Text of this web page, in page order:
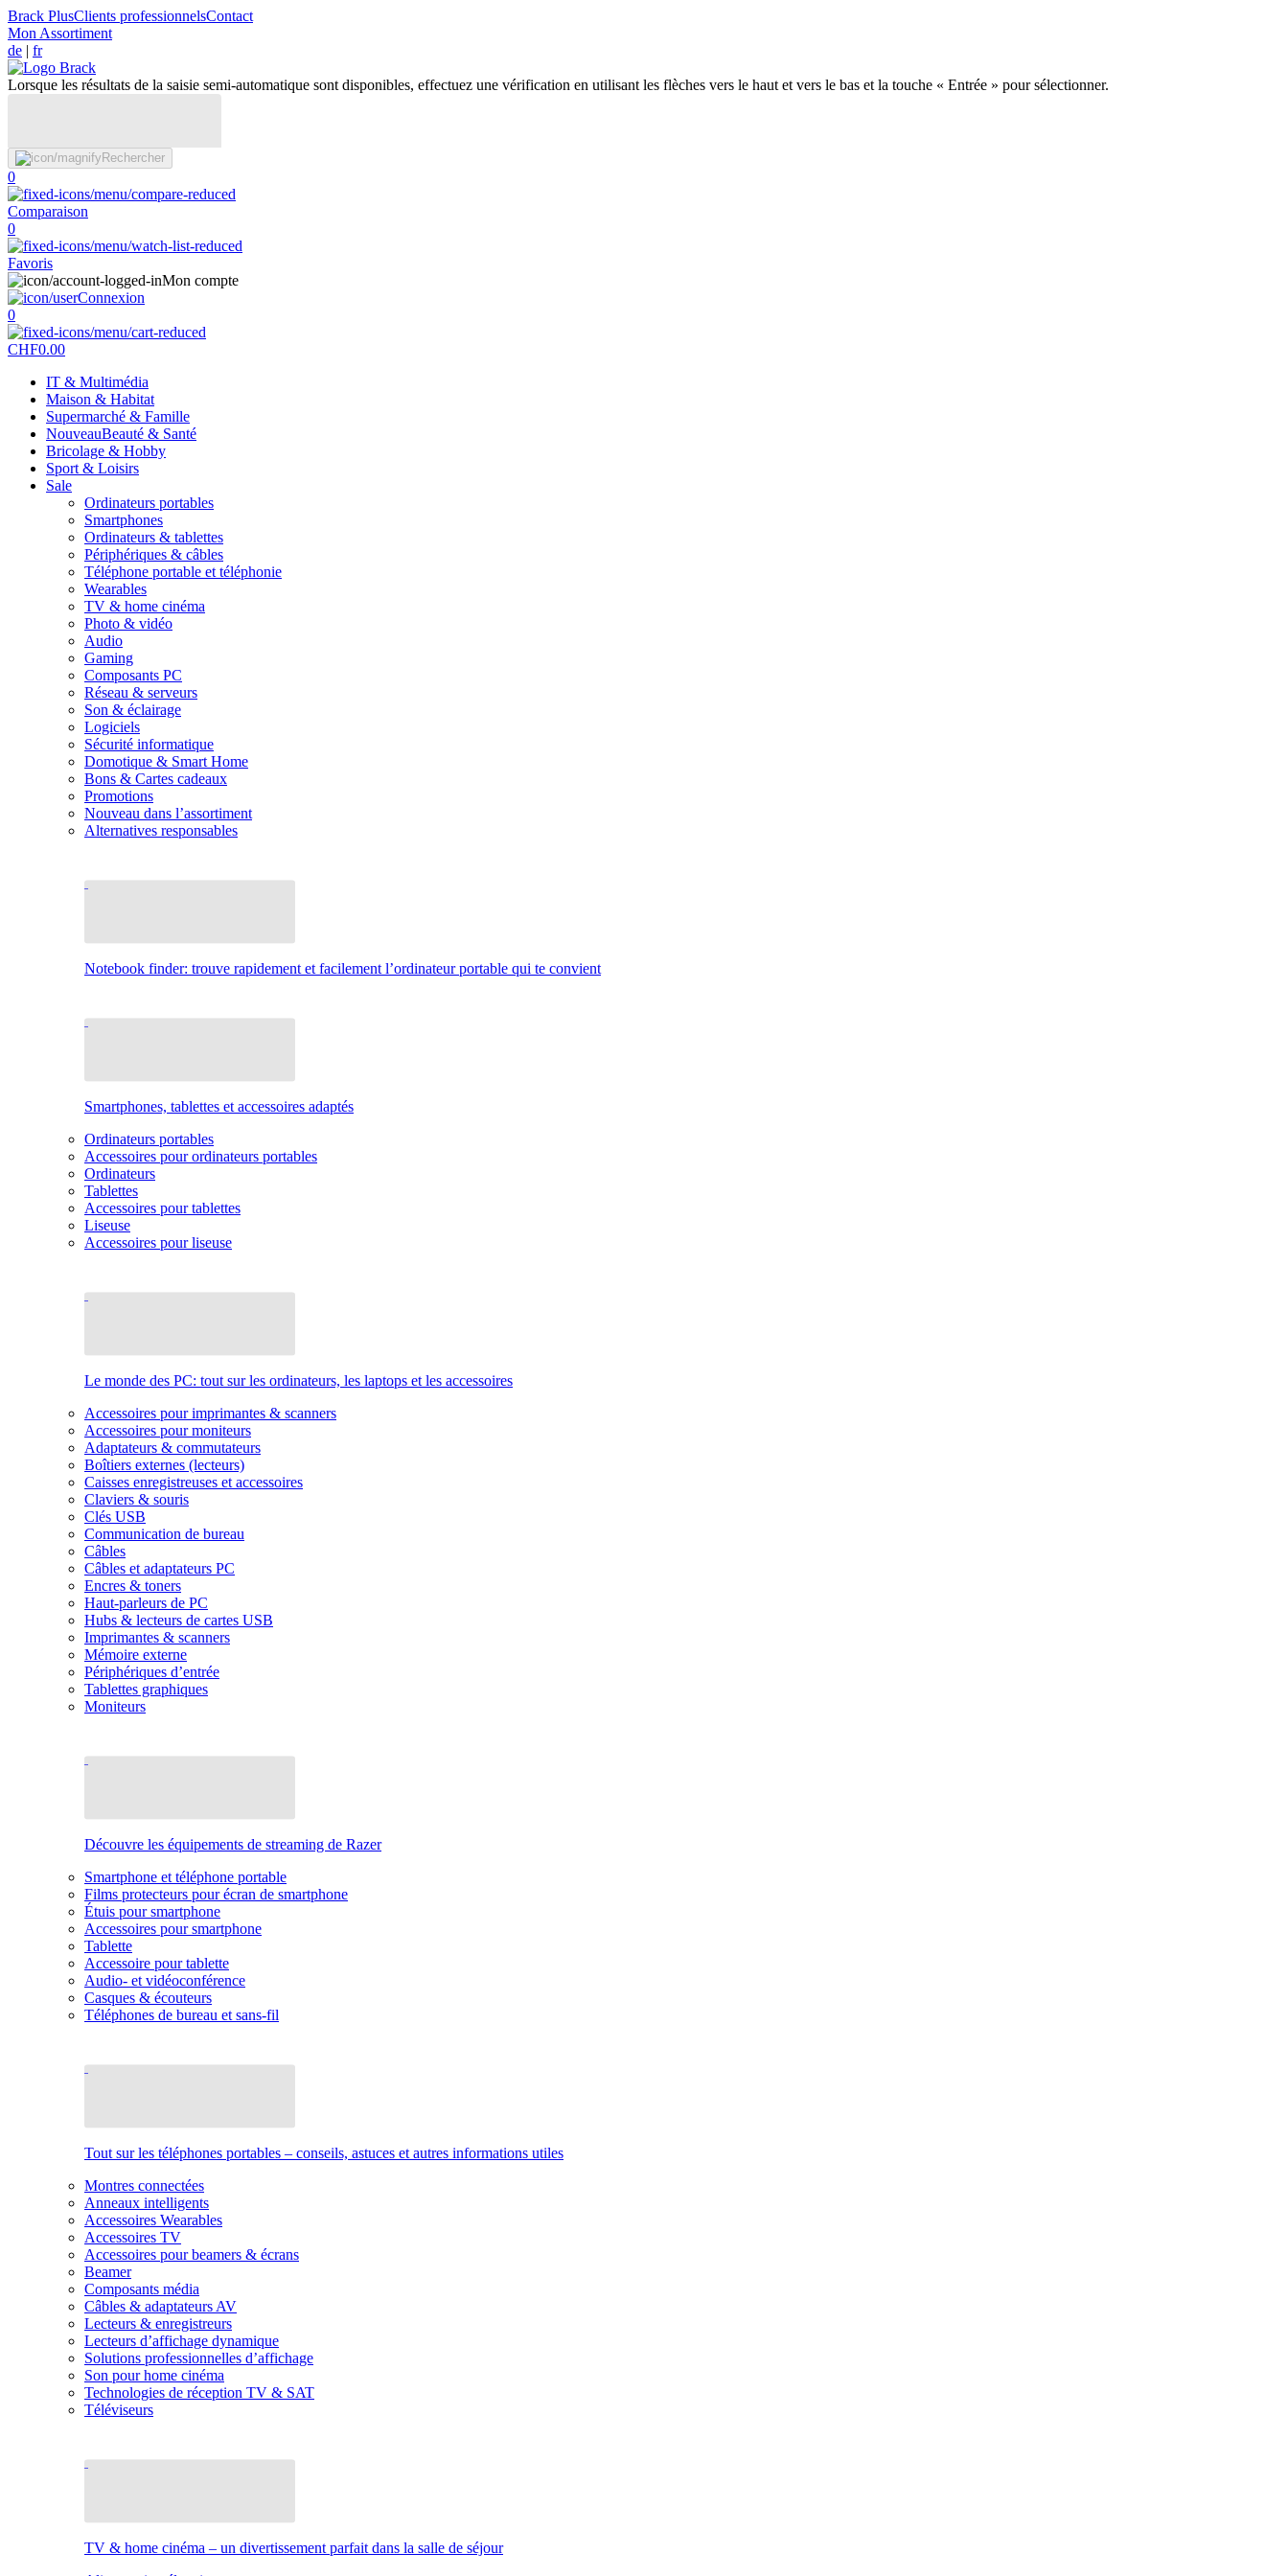
Brack PlusClients professionnelsContact
Mon Assortiment
de | fr
Lorsque les résultats de la saisie semi-automatique sont disponibles, effectuez une vérification en utilisant les flèches vers le haut et vers le bas et la touche « Entrée » pour sélectionner.
Rechercher
0
Comparaison
0
Favoris
Mon compte
Connexion
0
CHF0.00
IT & Multimédia
Maison & Habitat
Supermarché & Famille
NouveauBeauté & Santé
Bricolage & Hobby
Sport & Loisirs
Sale
Ordinateurs portables
Smartphones
Ordinateurs & tablettes
Périphériques & câbles
Téléphone portable et téléphonie
Wearables
TV & home cinéma
Photo & vidéo
Audio
Gaming
Composants PC
Réseau & serveurs
Son & éclairage
Logiciels
Sécurité informatique
Domotique & Smart Home
Bons & Cartes cadeaux
Promotions
Nouveau dans l’assortiment
Alternatives responsables
Notebook finder: trouve rapidement et facilement l’ordinateur portable qui te convient
Smartphones, tablettes et accessoires adaptés
Ordinateurs portables
Accessoires pour ordinateurs portables
Ordinateurs
Tablettes
Accessoires pour tablettes
Liseuse
Accessoires pour liseuse
Le monde des PC: tout sur les ordinateurs, les laptops et les accessoires
Accessoires pour imprimantes & scanners
Accessoires pour moniteurs
Adaptateurs & commutateurs
Boîtiers externes (lecteurs)
Caisses enregistreuses et accessoires
Claviers & souris
Clés USB
Communication de bureau
Câbles
Câbles et adaptateurs PC
Encres & toners
Haut-parleurs de PC
Hubs & lecteurs de cartes USB
Imprimantes & scanners
Mémoire externe
Périphériques d’entrée
Tablettes graphiques
Moniteurs
Découvre les équipements de streaming de Razer
Smartphone et téléphone portable
Films protecteurs pour écran de smartphone
Étuis pour smartphone
Accessoires pour smartphone
Tablette
Accessoire pour tablette
Audio- et vidéoconférence
Casques & écouteurs
Téléphones de bureau et sans-fil
Tout sur les téléphones portables – conseils, astuces et autres informations utiles
Montres connectées
Anneaux intelligents
Accessoires Wearables
Accessoires TV
Accessoires pour beamers & écrans
Beamer
Composants média
Câbles & adaptateurs AV
Lecteurs & enregistreurs
Lecteurs d’affichage dynamique
Solutions professionnelles d’affichage
Son pour home cinéma
Technologies de réception TV & SAT
Téléviseurs
TV & home cinéma – un divertissement parfait dans la salle de séjour